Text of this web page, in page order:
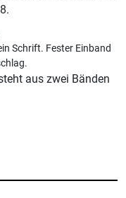
Schrift. Fester Einband
aus zwei Bänden